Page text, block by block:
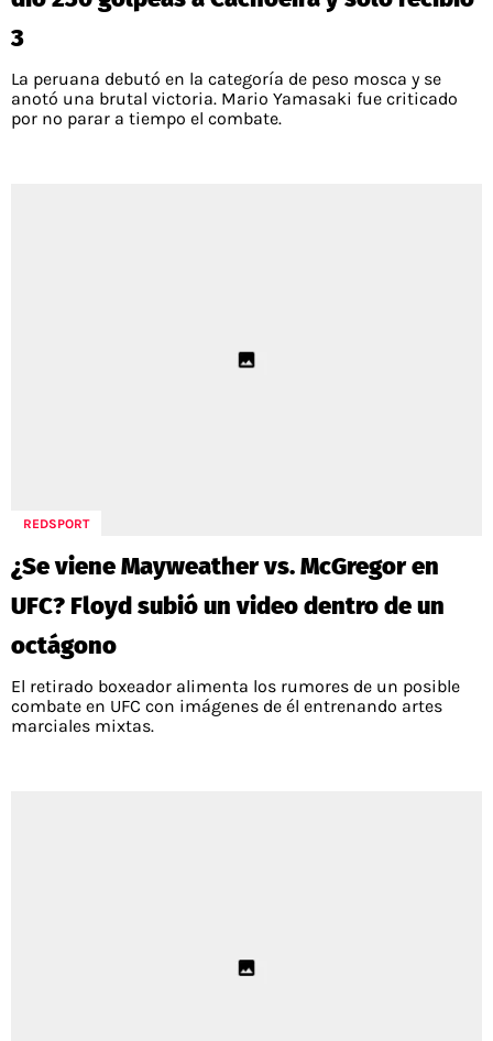
3
La peruana debutó en la categoría de peso mosca y se
anotó una brutal victoria. Mario Yamasaki fue criticado
por no parar a tiempo el combate.
REDSPORT
¿Se viene Mayweather vs. McGregor en
UFC? Floyd subió un video dentro de un
octágono
El retirado boxeador alimenta los rumores de un posible
combate en UFC con imágenes de él entrenando artes
marciales mixtas.